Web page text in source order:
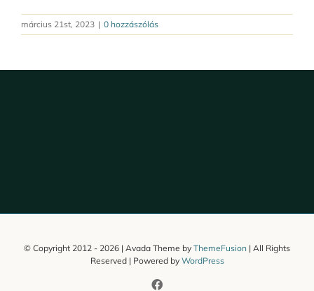
március 21st, 2023 | 0 hozzászólás
© Copyright 2012 - 2026 | Avada Theme by ThemeFusion | All Rights
Reserved | Powered by WordPress
Facebook